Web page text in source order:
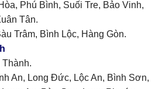
Phú Bình, Suối Tre, Bảo Vinh,
Tân.
Trâm, Bình Lộc, Hàng Gòn.
Thành.
An, Long Đức, Lộc An, Bình Sơn,